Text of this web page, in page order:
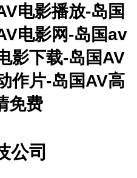
电影播放-岛国
电影网-岛国av
影下载-岛国AV
作片-岛国AV高
免费
公司